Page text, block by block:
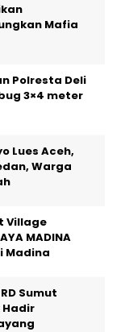
Mafia
Polresta Deli
3×4 meter
Lues Aceh,
Warga
Village
MADINA
Madina
Sumut
Hadir